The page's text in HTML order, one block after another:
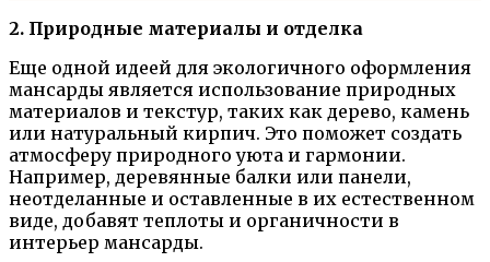
2. Природные материалы и отделка
Еще одной идеей для экологичного оформления
мансарды является использование природных
материалов и текстур, таких как дерево, камень
или натуральный кирпич. Это поможет создать
атмосферу природного уюта и гармонии.
Например, деревянные балки или панели,
неотделанные и оставленные в их естественном
виде, добавят теплоты и органичности в
интерьер мансарды.